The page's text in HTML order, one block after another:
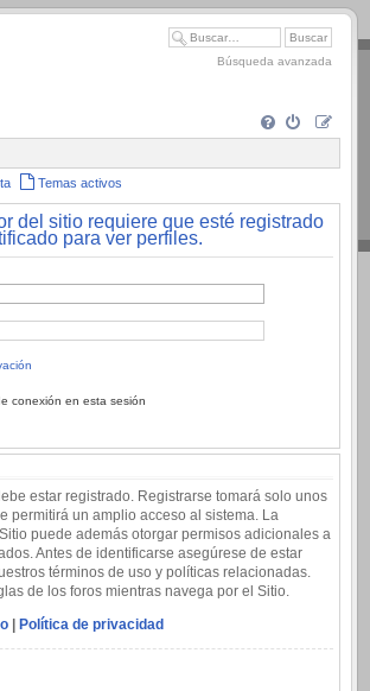
Búsqueda avanzada
Temas activos
del sitio requiere que esté registrado
para ver perfiles.
conexión en esta sesión
estar registrado. Registrarse tomará solo unos
permitirá un amplio acceso al sistema. La
puede además otorgar permisos adicionales a
Antes de identificarse asegúrese de estar
términos de uso y políticas relacionadas.
de los foros mientras navega por el Sitio.
| Política de privacidad